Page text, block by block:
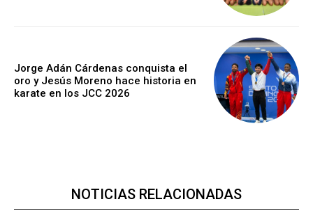
Jorge Adán Cárdenas conquista el
oro y Jesús Moreno hace historia en
karate en los JCC 2026
NOTICIAS RELACIONADAS